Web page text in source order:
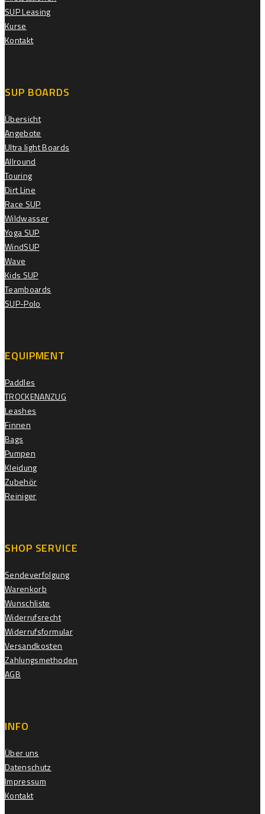
SUP Leasing
Kurse
Kontakt
SUP BOARDS
Übersicht
Angebote
Ultra light Boards
Allround
Touring
Dirt Line
Race SUP
Wildwasser
Yoga SUP
WindSUP
Wave
Kids SUP
Teamboards
SUP-Polo
EQUIPMENT
Paddles
TROCKENANZUG
Leashes
Finnen
Bags
Pumpen
Kleidung
Zubehör
Reiniger
SHOP SERVICE
Sendeverfolgung
Warenkorb
Wunschliste
Widerrufsrecht
Widerrufsformular
Versandkosten
Zahlungsmethoden
AGB
INFO
Über uns
Datenschutz
Impressum
Kontakt